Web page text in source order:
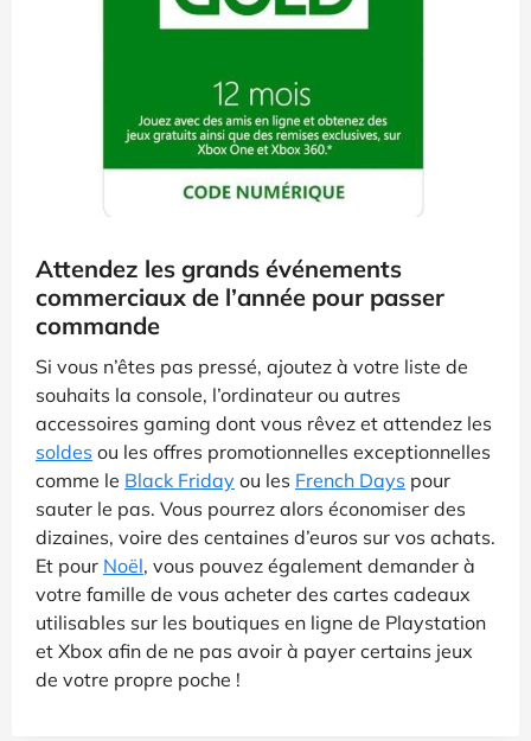
Attendez les grands événements
commerciaux de l’année pour passer
commande
Si vous n’êtes pas pressé, ajoutez à votre liste de
souhaits la console, l’ordinateur ou autres
accessoires gaming dont vous rêvez et attendez les
soldes ou les offres promotionnelles exceptionnelles
comme le Black Friday ou les French Days pour
sauter le pas. Vous pourrez alors économiser des
dizaines, voire des centaines d’euros sur vos achats.
Et pour Noël, vous pouvez également demander à
votre famille de vous acheter des cartes cadeaux
utilisables sur les boutiques en ligne de Playstation
et Xbox afin de ne pas avoir à payer certains jeux
de votre propre poche !